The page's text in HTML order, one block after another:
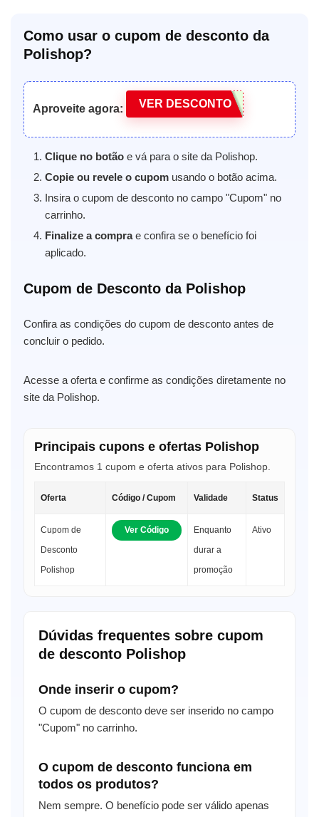
Como usar o cupom de desconto da
Polishop?
Aproveite agora: VER DESCONTO
Clique no botão e vá para o site da Polishop.
Copie ou revele o cupom usando o botão acima.
Insira o cupom de desconto no campo "Cupom" no
carrinho.
Finalize a comprae confira se o benefício foi
aplicado.
Cupom de Desconto da Polishop
Confira as condições do cupom de desconto antes de
concluir o pedido.
Acesse a oferta e confirme as condições diretamente no
site da Polishop.
Principais cupons e ofertas Polishop
Encontramos 1 cupom e oferta ativos para Polishop.
Oferta Código / Cupom Validade Status
Cupom de
Desconto
Polishop
Ver Código
Enquanto
durar a
promoção
Ativo
Dúvidas frequentes sobre cupom
de desconto Polishop
Onde inserir o cupom?
O cupom de desconto deve ser inserido no campo
"Cupom" no carrinho.
O cupom de desconto funciona em
todos os produtos?
Nem sempre. O benefício pode ser válido apenas